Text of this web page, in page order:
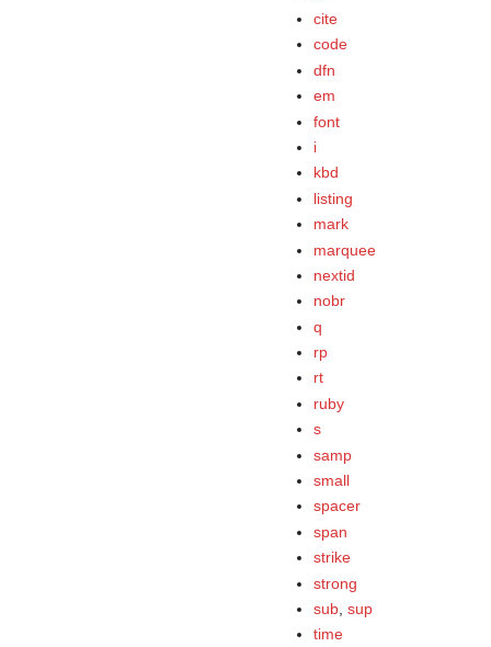
cite
code
dfn
em
font
i
kbd
listing
mark
marquee
nextid
nobr
q
rp
rt
ruby
s
samp
small
spacer
span
strike
strong
sub ,sup
time